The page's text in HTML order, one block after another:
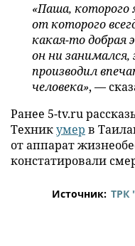
«Паша, которого
от которого
какая-то добрая
он ни
производил
человека», —
Ранее 5-tv.ru
Техникумер в
от аппарат
констатировали
Источник: ТРК